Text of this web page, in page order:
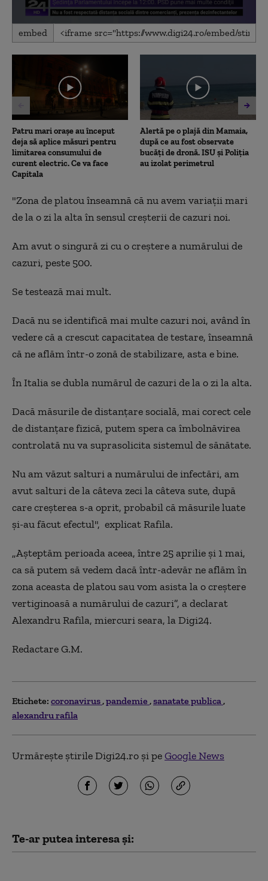
0
seconds
7
seconds
embed
Patru mari orașe au început
deja să aplice măsuri pentru
limitarea consumului de
curent electric. Ce va face
Capitala
Alertă pe o plajă din Mamaia,
după ce au fost observate
bucăți de dronă. ISU și Poliția
au izolat perimetrul
"Zona de platou înseamnă că nu avem variații mari
de la o zi la alta în sensul creșterii de cazuri noi.
Am avut o singură zi cu o creștere a numărului de
cazuri, peste 500.
Se testează mai mult.
Dacă nu se identifică mai multe cazuri noi, având în
vedere că a crescut capacitatea de testare, înseamnă
că ne aflăm într-o zonă de stabilizare, asta e bine.
În Italia se dubla numărul de cazuri de la o zi la alta.
Dacă măsurile de distanțare socială, mai corect cele
de distanțare fizică, putem spera ca îmbolnăvirea
controlată nu va suprasolicita sistemul de sănătate.
Nu am văzut salturi a numărului de infectări, am
avut salturi de la câteva zeci la câteva sute, după
care creșterea s-a oprit, probabil că măsurile luate
și-au făcut efectul", explicat Rafila.
„Așteptăm perioada aceea, între 25 aprilie și 1 mai,
ca să putem să vedem dacă într-adevăr ne aflăm în
zona aceasta de platou sau vom asista la o creștere
vertiginoasă a numărului de cazuri”, a declarat
Alexandru Rafila, miercuri seara, la Digi24.
Redactare G.M.
Etichete: coronavirus pandemie sanatate publica
alexandru rafila
Urmărește știrile Digi24.ro și peGoogle News
Te-ar putea interesa și: